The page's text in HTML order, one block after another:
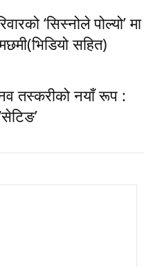
‘सिस्नोले पोल्यो’ मा
सहित)
तस्करीको नयाँ रूप :